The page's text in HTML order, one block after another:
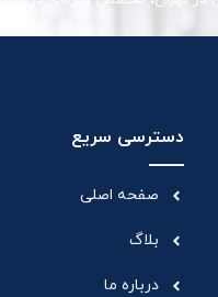
دسترسی سریع
صفحه اصلی
بلاگ
درباره ما